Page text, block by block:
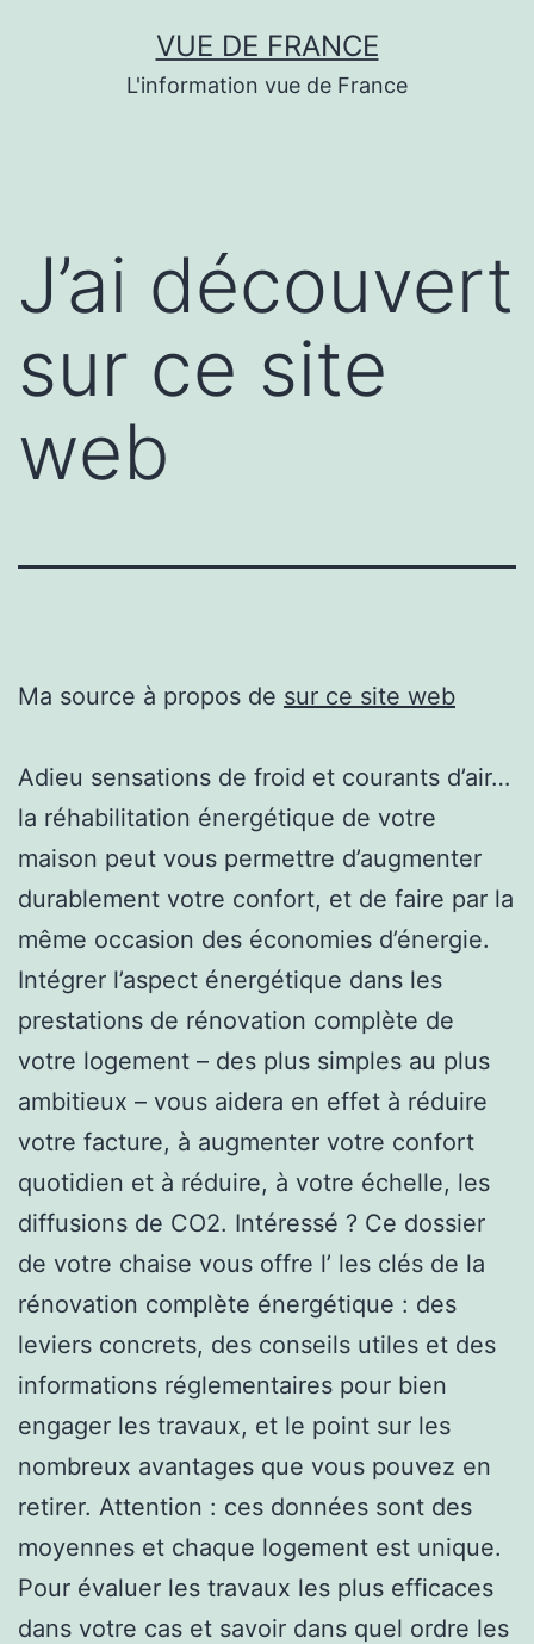
VUE DE FRANCE
L'information vue de France
J’ai découvert
sur ce site
web
Ma source à propos de sur ce site web
Adieu sensations de froid et courants d’air…
la réhabilitation énergétique de votre
maison peut vous permettre d’augmenter
durablement votre confort, et de faire par la
même occasion des économies d’énergie.
Intégrer l’aspect énergétique dans les
prestations de rénovation complète de
votre logement – des plus simples au plus
ambitieux – vous aidera en effet à réduire
votre facture, à augmenter votre confort
quotidien et à réduire, à votre échelle, les
diffusions de CO2. Intéressé ? Ce dossier
de votre chaise vous offre l’ les clés de la
rénovation complète énergétique : des
leviers concrets, des conseils utiles et des
informations réglementaires pour bien
engager les travaux, et le point sur les
nombreux avantages que vous pouvez en
retirer. Attention : ces données sont des
moyennes et chaque logement est unique.
Pour évaluer les travaux les plus efficaces
dans votre cas et savoir dans quel ordre les